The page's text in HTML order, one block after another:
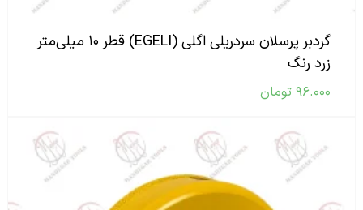
گردبر پرسلان سردریلی اگلی (EGELI) قطر ۱۰ میلی‌متر
زرد رنگ
۹۶.۰۰۰ تومان